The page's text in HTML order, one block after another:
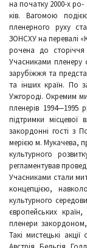
на початку 2000-х ро-
ків. Вагомою
пленерного руху
ЗОНСХУ на перевалі
рочена до
Учасниками пленеру
зарубіжжя та
та інших країн. По
Ужгороді. Окремим
пленерів
підтримки
закордонні гості з
мерією м. Мукачева,
культурного
регламентував
Учасниками стали
концепцією,
культурного
європейських
пленери
Такі мистецькі